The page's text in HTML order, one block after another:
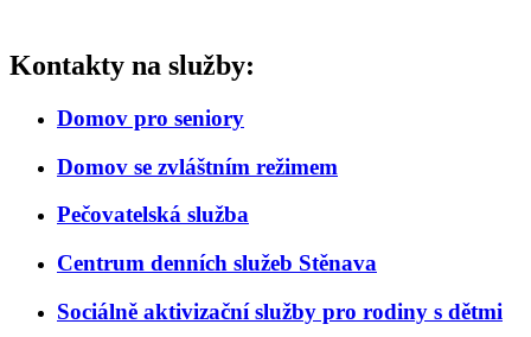
Kontakty na služby:
Domov pro seniory
Domov se zvláštním režimem
Pečovatelská služba
Centrum denních služeb Stěnava
Sociálně aktivizační služby pro rodiny s dětmi